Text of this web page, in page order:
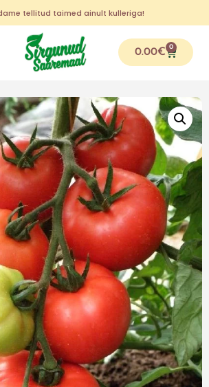
tellitud taimed ainult kulleriga!
0.00€ 0